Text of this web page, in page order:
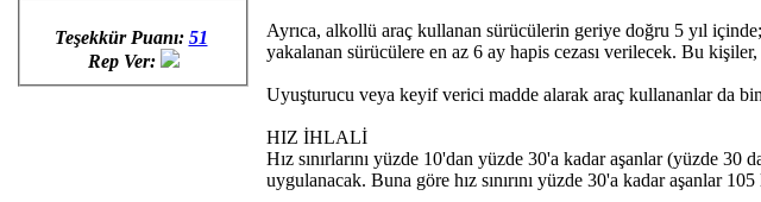
Teşekkür Puanı: 51
Rep Ver:
Ayrıca, alkollü araç kullanan sürücülerin geriye doğru 5 yıl
yakalanan sürücülere en az 6 ay hapis cezası verilecek. Bu
Uyuşturucu veya keyif verici madde alarak araç kullananlar da
HIZ İHLALİ
Hız sınırlarını yüzde 10'dan yüzde 30'a kadar aşanlar (yüzde
uygulanacak. Buna göre hız sınırını yüzde 30'a kadar aşanlar